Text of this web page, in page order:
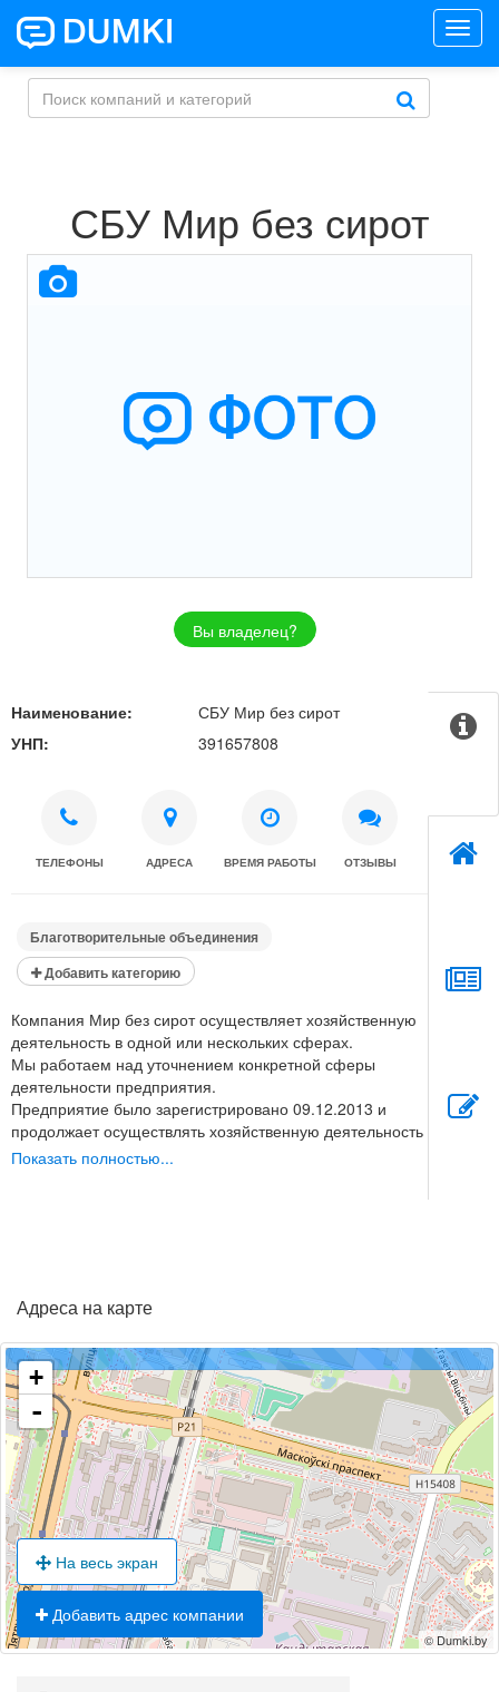
СБУ Мир без сирот
Вы владелец?
Наименование:
СБУ Мир без сирот
УНП:
391657808
ТЕЛЕФОНЫ АДРЕСА ВРЕМЯ РАБОТЫ ОТЗЫВЫ
Благотворительные объединения
Добавить категорию
Компания Мир без сирот осуществляет хозяйственную
деятельность в одной или нескольких сферах.
Мы работаем над уточнением конкретной сферы
деятельности предприятия.
Предприятие было зарегистрировано 09.12.2013 и
продолжает осуществлять хозяйственную деятельность
под торговой маркой СБУ Мир без сирот.
Показать полностью...
Адреса на карте
+
-
На весь экран
Добавить адрес компании
© Dumki.by